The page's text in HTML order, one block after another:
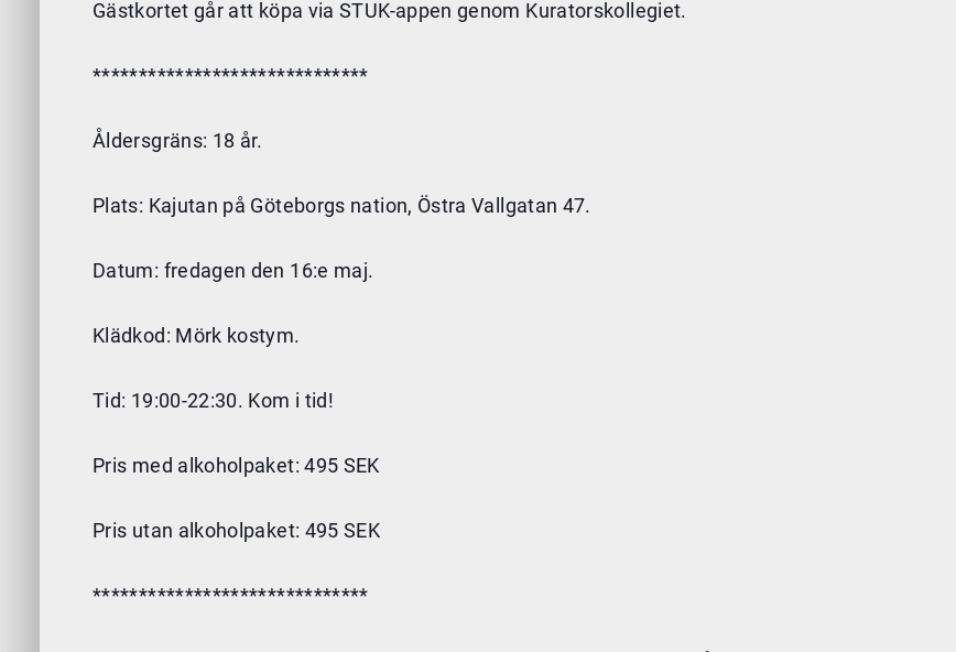
Gästkortet går att köpa via STUK-appen genom Kuratorskollegiet.
******************************
Åldersgräns: 18 år.
Plats: Kajutan på Göteborgs nation, Östra Vallgatan 47.
Datum: fredagen den 16:e maj.
Klädkod: Mörk kostym.
Tid: 19:00-22:30. Kom i tid!
Pris med alkoholpaket: 495 SEK
Pris utan alkoholpaket: 495 SEK
******************************